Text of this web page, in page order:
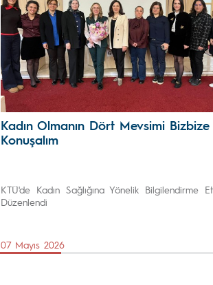
Kadın Olmanın Dört Mevsimi Bizbize
Konuşalım
KTÜ'de Kadın Sağlığına Yönelik Bilgilendirme
Düzenlendi
07 Mayıs 2026